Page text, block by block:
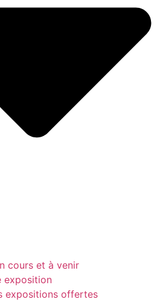
cours et à venir
exposition
expositions offertes